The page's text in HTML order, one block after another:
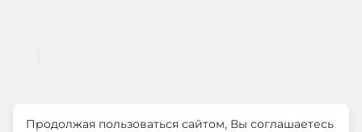
Продолжая пользоваться сайтом, Вы соглашаетесь